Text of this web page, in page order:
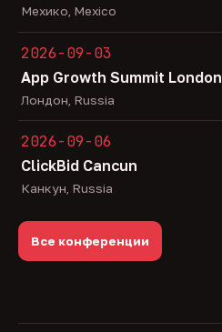
Мехико, Mexico
2026-09-03
App Growth Summit London
Лондон, Russia
2026-09-06
ClickBid Cancun
Канкун, Russia
Все конференции